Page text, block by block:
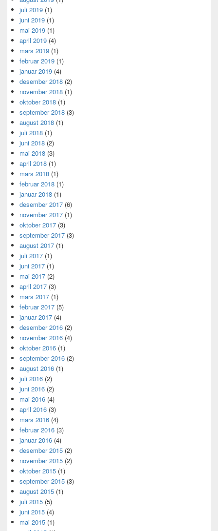
juli 2019 (1)
juni 2019 (1)
mai 2019 (1)
april 2019 (4)
mars 2019 (1)
februar 2019 (1)
januar 2019 (4)
desember 2018 (2)
november 2018 (1)
oktober 2018 (1)
september 2018 (3)
august 2018 (1)
juli 2018 (1)
juni 2018 (2)
mai 2018 (3)
april 2018 (1)
mars 2018 (1)
februar 2018 (1)
januar 2018 (1)
desember 2017 (6)
november 2017 (1)
oktober 2017 (3)
september 2017 (3)
august 2017 (1)
juli 2017 (1)
juni 2017 (1)
mai 2017 (2)
april 2017 (3)
mars 2017 (1)
februar 2017 (5)
januar 2017 (4)
desember 2016 (2)
november 2016 (4)
oktober 2016 (1)
september 2016 (2)
august 2016 (1)
juli 2016 (2)
juni 2016 (2)
mai 2016 (4)
april 2016 (3)
mars 2016 (4)
februar 2016 (3)
januar 2016 (4)
desember 2015 (2)
november 2015 (2)
oktober 2015 (1)
september 2015 (3)
august 2015 (1)
juli 2015 (5)
juni 2015 (4)
mai 2015 (1)